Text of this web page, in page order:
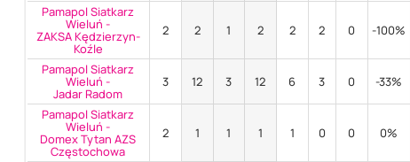
Pamapol Siatkarz
Wieluń -
ZAKSA Kędzierzyn-
Koźle
2 2 1 2 2 2 0 -100%
Pamapol Siatkarz
Wieluń -
Jadar Radom
3 12 3 12 6 3 0 -33%
Pamapol Siatkarz
Wieluń -
Domex Tytan AZS
Częstochowa
2 1 1 1 1 0 0 0%